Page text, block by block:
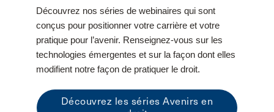
Découvrez nos séries de webinaires qui sont
conçus pour positionner votre carrière et votre
pratique pour l’avenir. Renseignez‑vous sur les
technologies émergentes et sur la façon dont elles
modifient notre façon de pratiquer le droit.
Découvrez les séries Avenirs en